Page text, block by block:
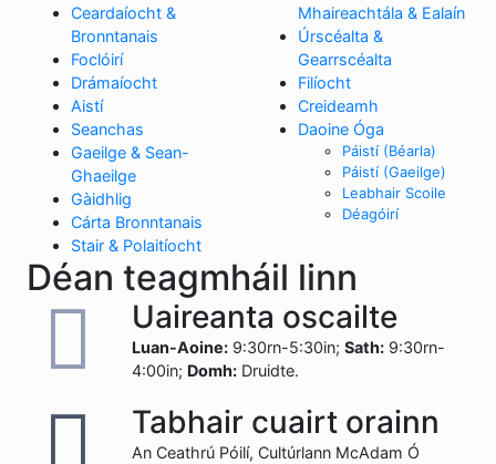
Ceardaíocht &
Bronntanais
Foclóirí
Drámaíocht
Aistí
Seanchas
Gaeilge & Sean-
Ghaeilge
Gàidhlig
Cárta Bronntanais
Stair & Polaitíocht
Mhaireachtála & Ealaín
Úrscéalta &
Gearrscéalta
Filíocht
Creideamh
Daoine Óga
Páistí (Béarla)
Páistí (Gaeilge)
Leabhair Scoile
Déagóirí
Déan teagmháil linn
Uaireanta oscailte
Luan-Aoine: 9:30rn-5:30in; Sath: 9:30rn-
4:00in; Domh: Druidte.
Tabhair cuairt orainn
An Ceathrú Póilí, Cultúrlann McAdam Ó